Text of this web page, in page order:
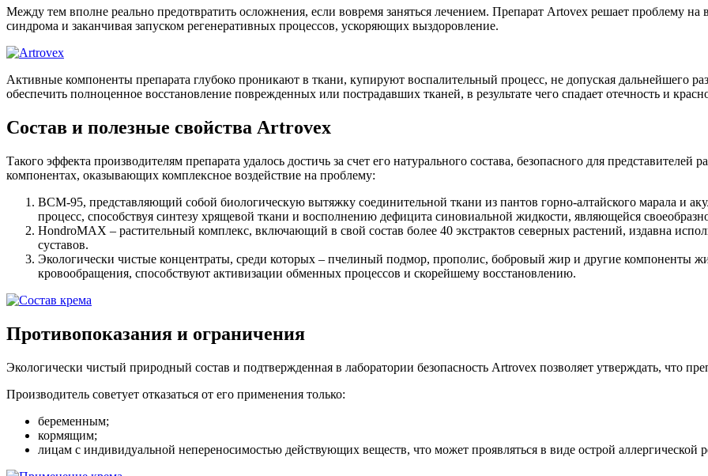
Между тем вполне реально предотвратить осложнения, если вовремя заняться лечением. Препарат Artovex решает проблему на
синдрома и заканчивая запуском регенеративных процессов, ускоряющих выздоровление.
Активные компоненты препарата глубоко проникают в ткани, купируют воспалительный процесс, не допуская дальнейшего
обеспечить полноценное восстановление поврежденных или пострадавших тканей, в результате чего спадает отечность и
Состав и полезные свойства Artrovex
Такого эффекта производителям препарата удалось достичь за счет его натурального состава, безопасного для
компонентах, оказывающих комплексное воздействие на проблему:
ВСМ-95, представляющий собой биологическую вытяжку соединительной ткани из пантов горно-алтайского марала и
процесс, способствуя синтезу хрящевой ткани и восполнению дефицита синовиальной жидкости, являющейся
HondroMAX – растительный комплекс, включающий в свой состав более 40 экстрактов северных растений, издавна
суставов.
Экологически чистые концентраты, среди которых – пчелиный подмор, прополис, бобровый жир и другие компоненты
кровообращения, способствуют активизации обменных процессов и скорейшему восстановлению.
Противопоказания и ограничения
Экологически чистый природный состав и подтвержденная в лаборатории безопасность Artrovex позволяет утверждать, что
Производитель советует отказаться от его применения только:
беременным;
кормящим;
лицам с индивидуальной непереносимостью действующих веществ, что может проявляться в виде острой аллергической